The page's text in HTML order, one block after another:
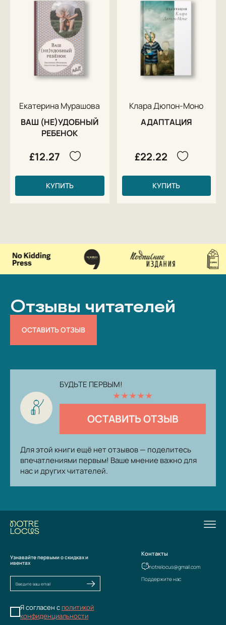
Екатерина Мурашова
ВАШ (НЕ)УДОБНЫЙ
РЕБЕНОК
£12.27
КУПИТЬ
Клара Дюпон-Моно
АДАПТАЦИЯ
£22.22
КУПИТЬ
Отзывы читателей
ОСТАВИТЬ ОТЗЫВ
БУДЬТЕ ПЕРВЫМ!
★★★★★
ОСТАВИТЬ ОТЗЫВ
Для этой книги ещё нет отзывов — поделитесь
впечатлениями первым! Ваше мнение важно для
нас и других читателей.
Узнавайте первыми о скидках и
ивентах
Я согласен с политикой
конфиденциальности
Контакты
notrelocus@gmail.com
Поддержите нас